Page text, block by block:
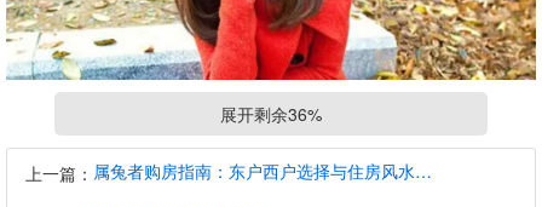
展开剩余36%
上一篇： 属兔者购房指南：东户西户选择与住房风水建议